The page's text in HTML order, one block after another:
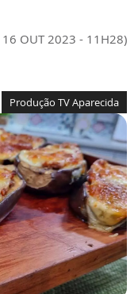
OUT 2023 - 11H28)
Produção TV Aparecida